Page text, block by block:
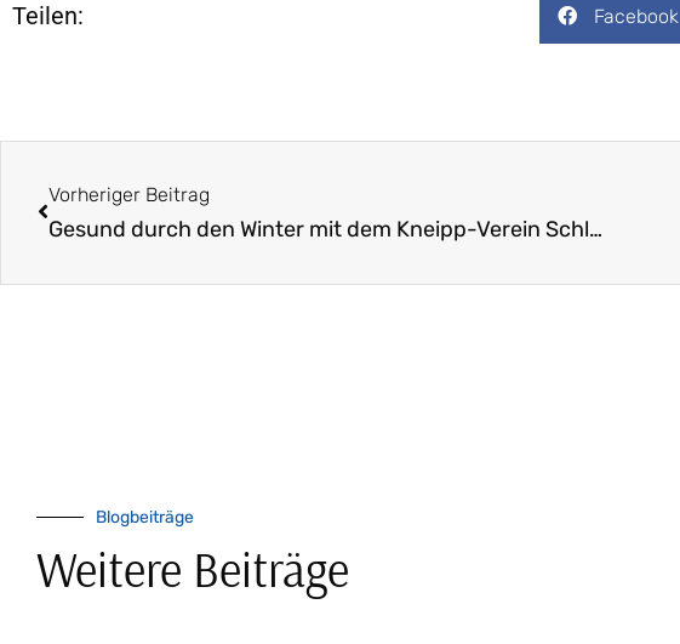
Teilen: Facebook
Vorheriger Beitrag
Gesund durch den Winter mit dem Kneipp-Verein Schlangen
Blogbeiträge
Weitere Beiträge